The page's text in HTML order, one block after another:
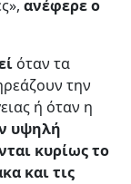
ανέφερε ο
όταν τα
την
ή όταν η
υψηλή
κυρίως το
και τις